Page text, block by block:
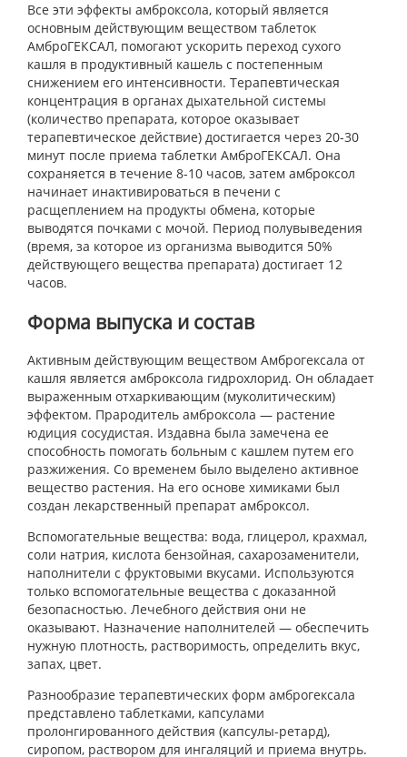
Все эти эффекты амброксола, который является
основным действующим веществом таблеток
АмброГЕКСАЛ, помогают ускорить переход сухого
кашля в продуктивный кашель с постепенным
снижением его интенсивности. Терапевтическая
концентрация в органах дыхательной системы
(количество препарата, которое оказывает
терапевтическое действие) достигается через 20-30
минут после приема таблетки АмброГЕКСАЛ. Она
сохраняется в течение 8-10 часов, затем амброксол
начинает инактивироваться в печени с
расщеплением на продукты обмена, которые
выводятся почками с мочой. Период полувыведения
(время, за которое из организма выводится 50%
действующего вещества препарата) достигает 12
часов.
Форма выпуска и состав
Активным действующим веществом Амброгексала от
кашля является амброксола гидрохлорид. Он обладает
выраженным отхаркивающим (муколитическим)
эффектом. Прародитель амброксола — растение
юдиция сосудистая. Издавна была замечена ее
способность помогать больным с кашлем путем его
разжижения. Со временем было выделено активное
вещество растения. На его основе химиками был
создан лекарственный препарат амброксол.
Вспомогательные вещества: вода, глицерол, крахмал,
соли натрия, кислота бензойная, сахарозаменители,
наполнители с фруктовыми вкусами. Используются
только вспомогательные вещества с доказанной
безопасностью. Лечебного действия они не
оказывают. Назначение наполнителей — обеспечить
нужную плотность, растворимость, определить вкус,
запах, цвет.
Разнообразие терапевтических форм амброгексала
представлено таблетками, капсулами
пролонгированного действия (капсулы-ретард),
сиропом, раствором для ингаляций и приема внутрь.